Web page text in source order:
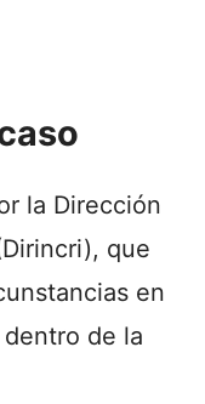
la Dirección
que
en
de la